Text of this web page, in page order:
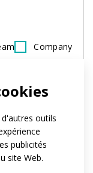
outils
publicités
site Web.
Company
de
50